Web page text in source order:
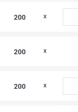
200
200
200